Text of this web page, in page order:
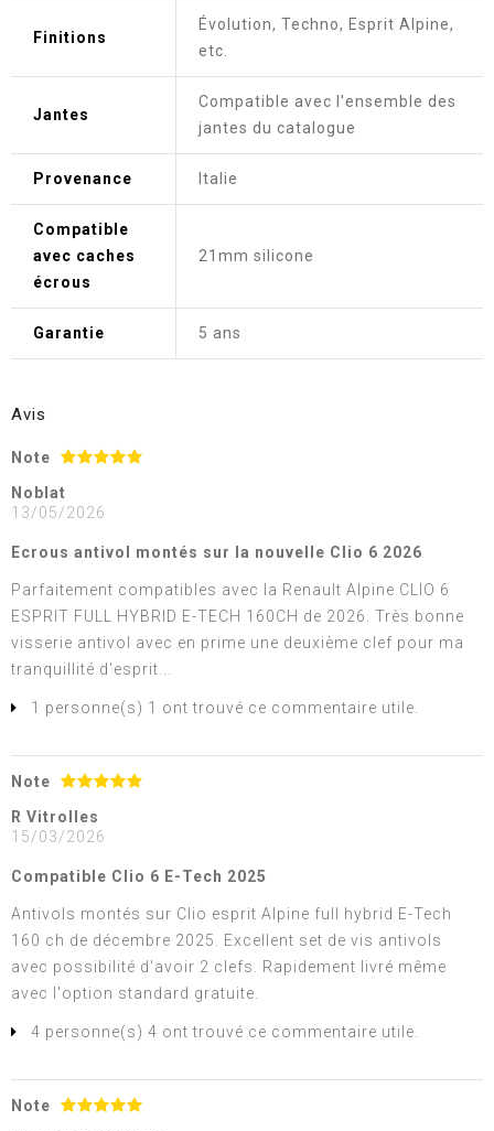
Finitions
Évolution, Techno, Esprit Alpine,
etc.
Jantes
Compatible avec l'ensemble des
jantes du catalogue
Provenance Italie
Compatible
avec caches
écrous
21mm silicone
Garantie 5 ans
Avis
Note
Noblat
13/05/2026
Ecrous antivol montés sur la nouvelle Clio 6 2026
Parfaitement compatibles avec la Renault Alpine CLIO 6
ESPRIT FULL HYBRID E-TECH 160CH de 2026. Très bonne
visserie antivol avec en prime une deuxième clef pour ma
tranquillité d'esprit...
1 personne(s) 1 ont trouvé ce commentaire utile.
Note
R Vitrolles
15/03/2026
Compatible Clio 6 E-Tech 2025
Antivols montés sur Clio esprit Alpine full hybrid E-Tech
160 ch de décembre 2025. Excellent set de vis antivols
avec possibilité d'avoir 2 clefs. Rapidement livré même
avec l'option standard gratuite.
4 personne(s) 4 ont trouvé ce commentaire utile.
Note